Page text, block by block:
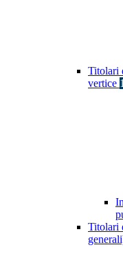
Titolari
vertice 1
Titolari